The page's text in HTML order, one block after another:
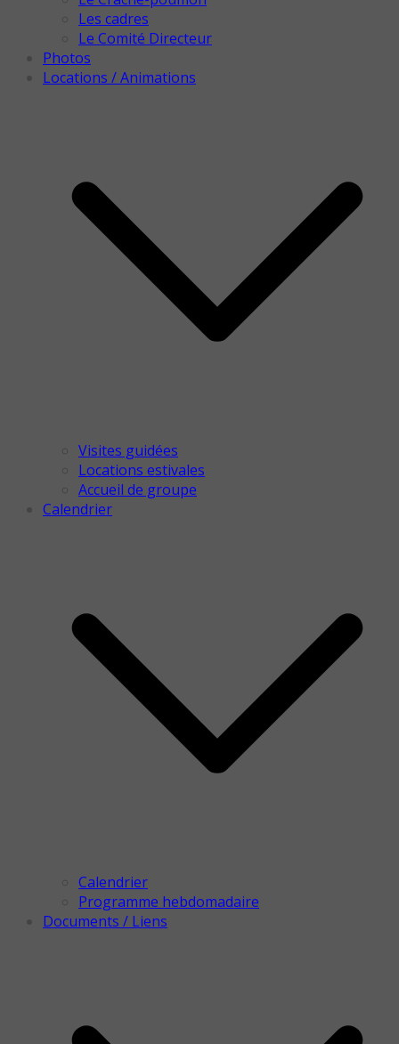
Les cadres
Le Comité Directeur
Photos
Locations / Animations
Visites guidées
Locations estivales
Accueil de groupe
Calendrier
Calendrier
Programme hebdomadaire
Documents / Liens